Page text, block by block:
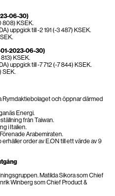
06-30)
808) KSEK.
uppgick till -2 191 (-3 487) KSEK.
2023-06-30)
KSEK.
uppgick till -7 712 (-7 844) KSEK.
SEK.
Rymdaktiebolaget och öppnar därmed
Energi.
från Taiwan.
i Italien.
Arabemiraten.
order av E.ON till ett värde av 9
Matilda Sikora som Chief
Winberg som Chief Product &